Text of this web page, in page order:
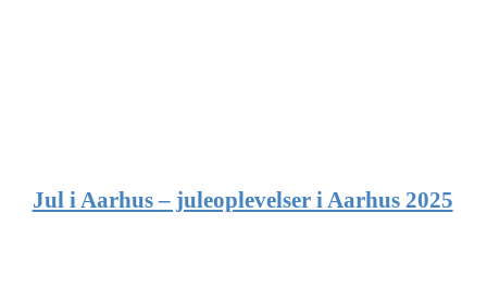
Jul i Aarhus – juleoplevelser i Aarhus 2025